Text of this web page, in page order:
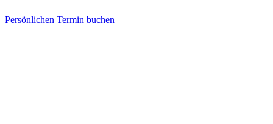
Persönlichen Termin buchen